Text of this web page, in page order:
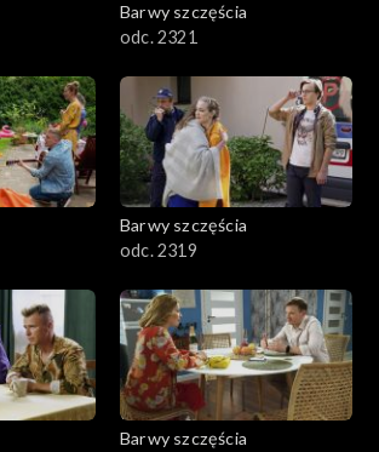
Barwy szczęścia
odc. 2321
Barwy szczęścia
odc. 2319
Barwy szczęścia